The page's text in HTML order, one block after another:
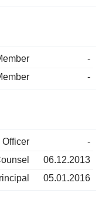
-
-
-
06.12.2013
05.01.2016